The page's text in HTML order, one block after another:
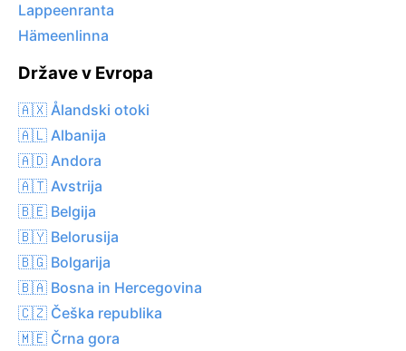
Lappeenranta
Hämeenlinna
Države v Evropa
🇦🇽 Ålandski otoki
🇦🇱 Albanija
🇦🇩 Andora
🇦🇹 Avstrija
🇧🇪 Belgija
🇧🇾 Belorusija
🇧🇬 Bolgarija
🇧🇦 Bosna in Hercegovina
🇨🇿 Češka republika
🇲🇪 Črna gora